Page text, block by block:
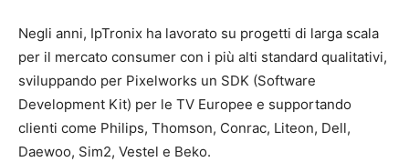
Negli anni, IpTronix ha lavorato su progetti di larga scala
per il mercato consumer con i più alti standard qualitativi,
sviluppando per Pixelworks un SDK (Software
Development Kit) per le TV Europee e supportando
clienti come Philips, Thomson, Conrac, Liteon, Dell,
Daewoo, Sim2, Vestel e Beko.